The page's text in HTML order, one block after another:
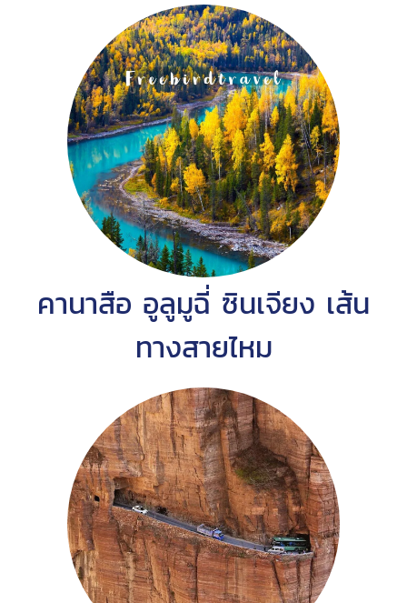
คานาสือ อูลูมูฉี่ ซินเจียง เส้น
ทางสายไหม